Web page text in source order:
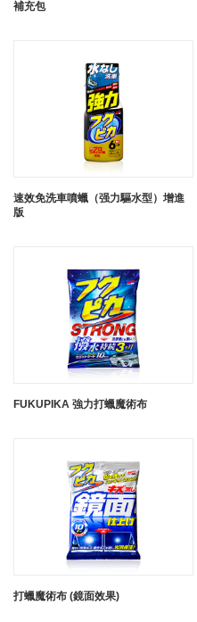
補充包
速效免洗車噴蠟（强力驅水型）增進
版
FUKUPIKA 強力打蠟魔術布
打蠟魔術布 (鏡面效果)